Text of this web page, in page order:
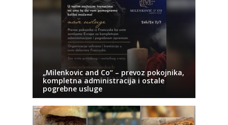
„Milenkovic and Co“ – prevoz pokojnika,
kompletna administracija i ostale
pogrebne usluge